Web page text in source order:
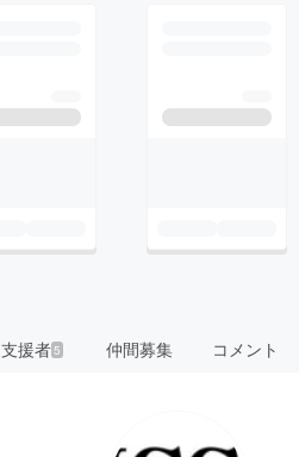
支援者5 仲間募集 コメント